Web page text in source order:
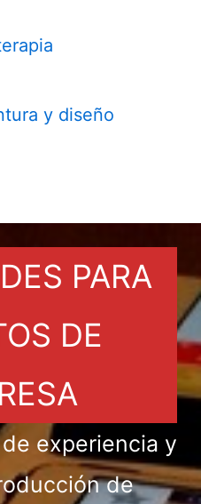
y diseño
PARA
DE
experiencia y
de